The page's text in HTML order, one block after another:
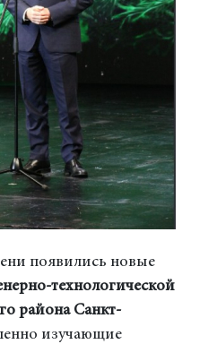
появились новые
технологической
района Санкт-
изучающие